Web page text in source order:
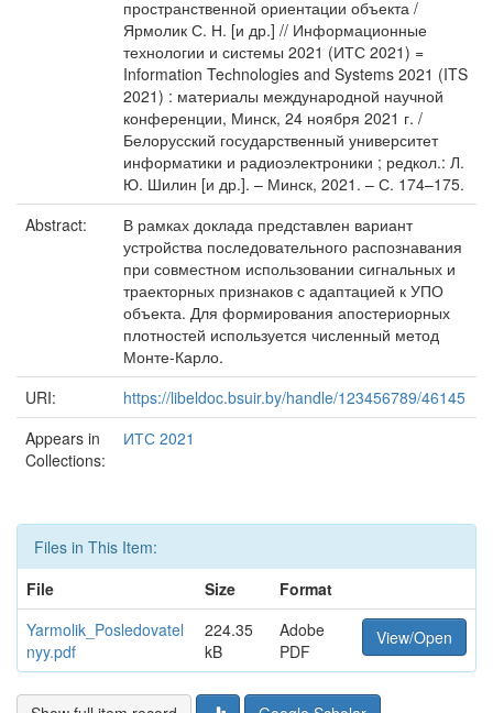
пространственной ориентации объекта /
Ярмолик С. Н. [и др.] // Информационные
технологии и системы 2021 (ИТС 2021) =
Information Teсhnologies and Systems 2021 (ITS
2021) : материалы международной научной
конференции, Минск, 24 ноября 2021 г. /
Белорусский государственный университет
информатики и радиоэлектроники ; редкол.: Л.
Ю. Шилин [и др.]. – Минск, 2021. – С. 174–175.
Abstract:
В рамках доклада представлен вариант
устройства последовательного распознавания
при совместном использовании сигнальных и
траекторных признаков с адаптацией к УПО
объекта. Для формирования апостериорных
плотностей используется численный метод
Монте-Карло.
URI:
https://libeldoc.bsuir.by/handle/123456789/46145
Appears in
Collections:
ИТС 2021
Files in This Item:
File
Size
Format
Yarmolik_Posledovatel
nyy.pdf
224.35
kB
Adobe
PDF
View/Open